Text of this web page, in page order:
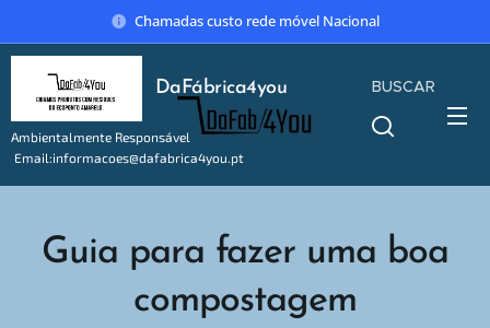
Chamadas custo rede móvel Nacional
DaFábrica4you
Ambientalmente Responsável
Email:informacoes@dafabrica4you.pt
BUSCAR
Guia para fazer uma boa
compostagem